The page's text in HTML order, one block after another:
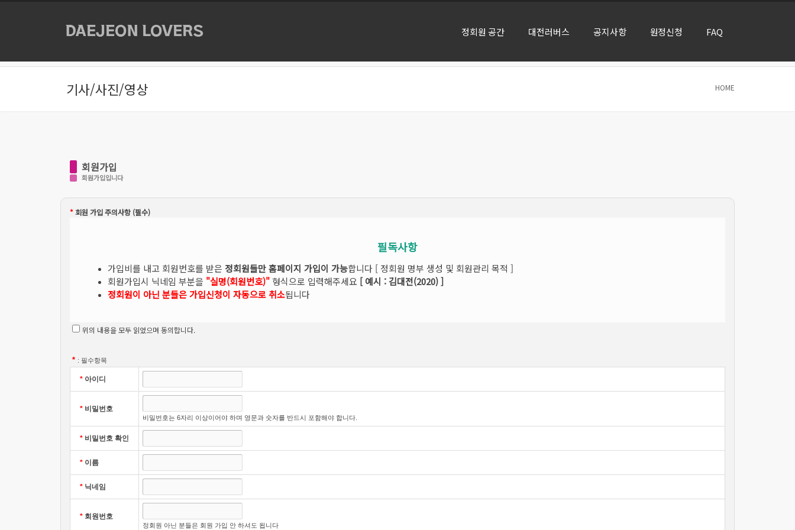
정회원 공간 대전러버스 공지사항 원정신청 FAQ
기사/사진/영상 HOME
회원가입
회원가입입니다
*회원 가입 주의사항 (필수)
필독사항
가입비를 내고 회원번호를 받은 정회원들만 홈페이지 가입이 가능합니다 [ 정회원 명부 생성 및 회원관리 목적 ]
회원가입시 닉네임 부분을 "실명(회원번호)"형식으로 입력해주세요 [ 예시 : 김대전(2020) ]
정회원이 아닌 분들은 가입신청이 자동으로 취소됩니다
위의 내용을 모두 읽었으며 동의합니다.
* : 필수항목
* 아이디
* 비밀번호
비밀번호는 6자리 이상이어야 하며 영문과 숫자를 반드시 포함해야 합니다.
* 비밀번호 확인
* 이름
* 닉네임
* 회원번호
정회원 아닌 분들은 회원 가입 안 하셔도 됩니다